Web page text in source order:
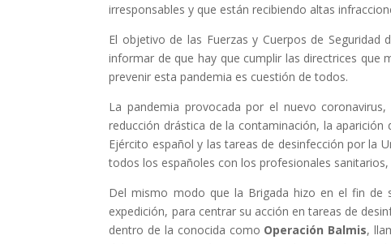
irresponsables y que están recibiendo altas
El objetivo de las Fuerzas y Cuerpos de
informar de que hay que cumplir las directrices que
prevenir esta pandemia es cuestión de todos.
La pandemia provocada por el nuevo
reducción drástica de la contaminación, la
Ejército español y las tareas de desinfección por la
todos los españoles con los profesionales sanitarios,
Del mismo modo que la Brigada hizo en el fin de
expedición, para centrar su acción en tareas de
dentro de la conocida como Operación Balmis,